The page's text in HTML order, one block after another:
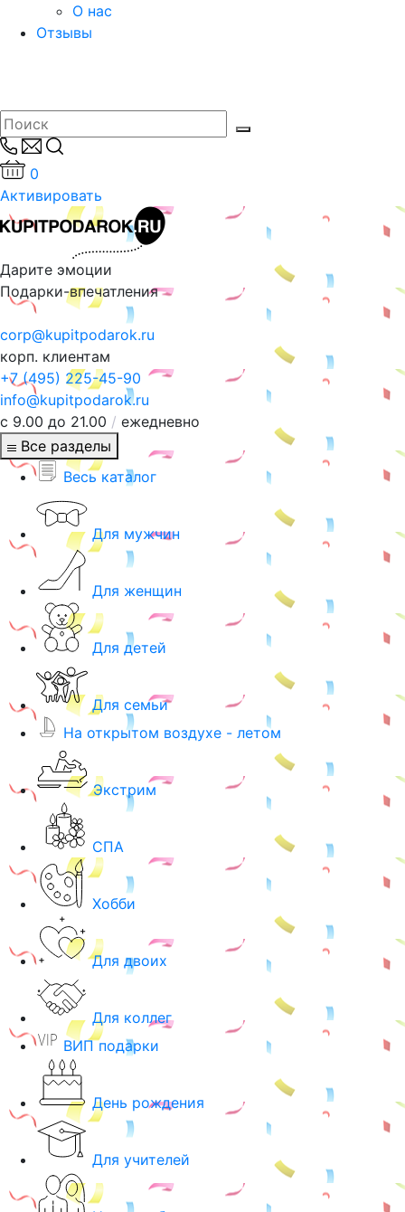
О нас
Отзывы
0
Активировать
Дарите эмоции
Подарки-впечатления
corp@kupitpodarok.ru
корп. клиентам
+7 (495) 225-45-90
info@kupitpodarok.ru
с 9.00 до 21.00 / ежедневно
Все разделы
Весь каталог
Для мужчин
Для женщин
Для детей
Для семьи
На открытом воздухе - летом
Экстрим
СПА
Хобби
Для двоих
Для коллег
ВИП подарки
День рождения
Для учителей